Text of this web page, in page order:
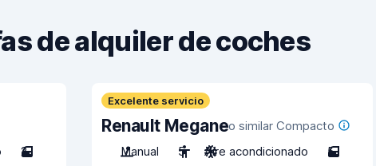
de alquiler de coches
2
Excelente servicio
Renault Meganeo similar Compacto
Manual
5 Aire acondicionado 5